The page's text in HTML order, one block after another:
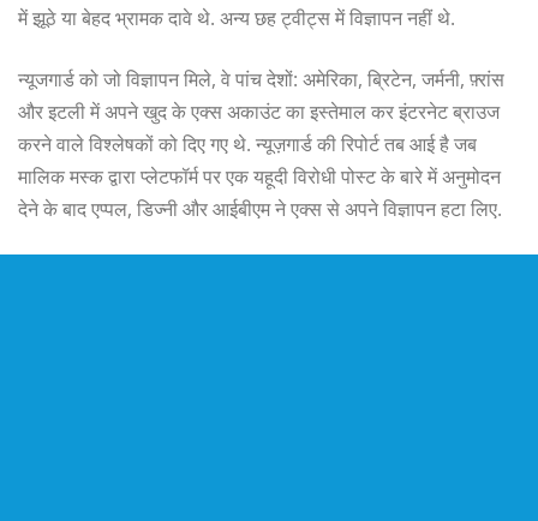
में झूठे या बेहद भ्रामक दावे थे. अन्य छह ट्वीट्स में विज्ञापन नहीं थे.
न्यूजगार्ड को जो विज्ञापन मिले, वे पांच देशों: अमेरिका, ब्रिटेन, जर्मनी, फ़्रांस
और इटली में अपने खुद के एक्स अकाउंट का इस्तेमाल कर इंटरनेट ब्राउज
करने वाले विश्लेषकों को दिए गए थे. न्यूज़गार्ड की रिपोर्ट तब आई है जब
मालिक मस्क द्वारा प्लेटफॉर्म पर एक यहूदी विरोधी पोस्ट के बारे में अनुमोदन
देने के बाद एप्पल, डिज्नी और आईबीएम ने एक्स से अपने विज्ञापन हटा लिए.